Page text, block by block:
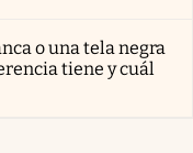
o una tela negra
tiene y cuál